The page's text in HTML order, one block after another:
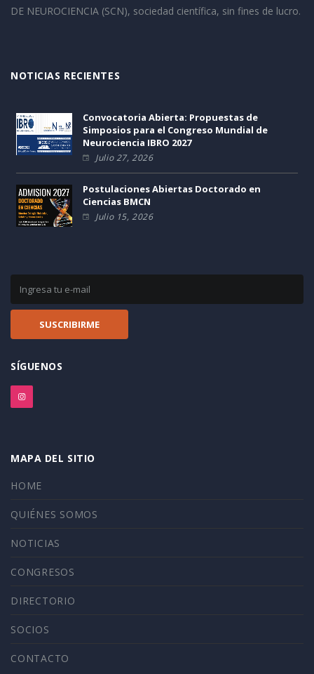
DE NEUROCIENCIA (SCN), sociedad científica, sin fines de lucro.
NOTICIAS RECIENTES
Convocatoria Abierta: Propuestas de
Simposios para el Congreso Mundial de
Neurociencia IBRO 2027
Julio 27, 2026
Postulaciones Abiertas Doctorado en
Ciencias BMCN
Julio 15, 2026
SÍGUENOS
MAPA DEL SITIO
HOME
QUIÉNES SOMOS
NOTICIAS
CONGRESOS
DIRECTORIO
SOCIOS
CONTACTO